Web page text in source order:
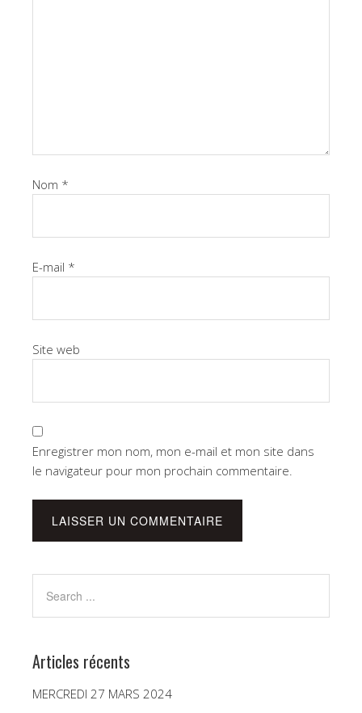
Nom *
E-mail *
Site web
Enregistrer mon nom, mon e-mail et mon site dans
le navigateur pour mon prochain commentaire.
Articles récents
MERCREDI 27 MARS 2024